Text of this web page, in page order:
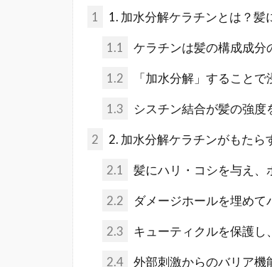
1 1. 加水分解ケラチンとは？
1.1 ケラチンは髪の構成成分
1.2 「加水分解」すること
1.3 シスチン結合が髪の強度
2 2. 加水分解ケラチンがもたら
2.1 髪にハリ・コシを与え、
2.2 ダメージホールを埋めて
2.3 キューティクルを保護し
2.4 外部刺激からのバリア機